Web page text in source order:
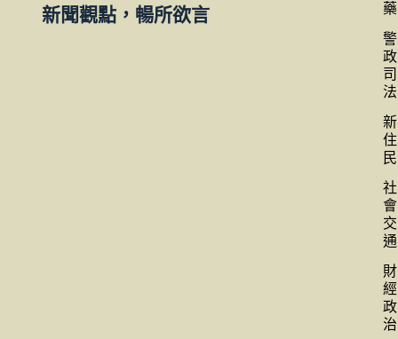
新聞觀點，暢所欲言
藥
警
政
司
法
新
住
民
社
會
交
通
財
經
政
治